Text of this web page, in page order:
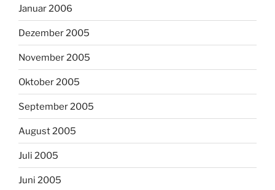
Januar 2006
Dezember 2005
November 2005
Oktober 2005
September 2005
August 2005
Juli 2005
Juni 2005